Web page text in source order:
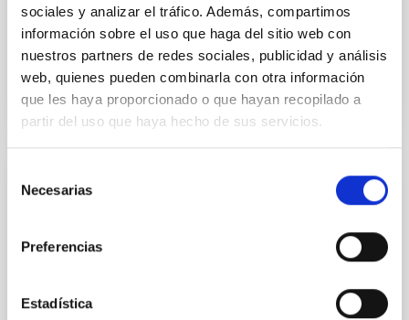
sociales y analizar el tráfico. Además, compartimos
información sobre el uso que haga del sitio web con
nuestros partners de redes sociales, publicidad y análisis
web, quienes pueden combinarla con otra información
que les haya proporcionado o que hayan recopilado a
partir del uso que haya hecho de sus servicios.
Necesarias
Preferencias
Estadística
Fecha de publicación: 5 2026
BIBCODE 2026RNAAS..10..143A
NÚMERO DE CITAS 0
SIN ÁRBITRO
Habitable Worlds
attention, the specific effects of active galactic nuclei